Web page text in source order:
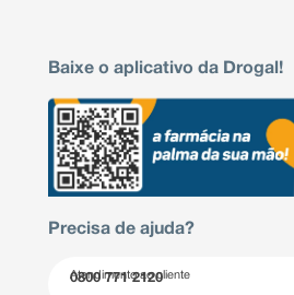
Baixe o aplicativo da Drogal!
Precisa de ajuda?
Atendimento ao cliente
0800 771 2120